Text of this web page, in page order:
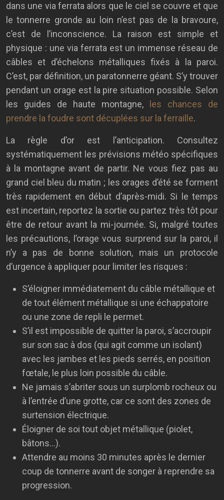
dans une via ferrata alors que le ciel se couvre et que
le tonnerre gronde au loin n’est pas de la bravoure,
c’est de l’inconscience. La raison est simple et
physique : une via ferrata est un immense réseau de
câbles et d’échelons métalliques fixés à la paroi.
C’est, par définition, un paratonnerre géant. S’y trouver
pendant un orage est la pire situation possible. Selon
les guides de haute montagne,
les chances de
prendre la foudre sont décuplées sur la ferraille.
La règle d’or est l’anticipation. Consultez
systématiquement les prévisions météo spécifiques
à la montagne avant de partir. Ne vous fiez pas au
grand ciel bleu du matin ; les orages d’été se forment
très rapidement en début d’après-midi. Si le temps
est incertain, reportez la sortie ou partez très tôt pour
être de retour avant la mi-journée. Si, malgré toutes
les précautions, l’orage vous surprend sur la paroi, il
n’y a pas de bonne solution, mais un protocole
d’urgence à appliquer pour limiter les risques :
S’éloigner immédiatement du câble métallique et
de tout élément métallique si une échappatoire
ou une zone de repli le permet.
S’il est impossible de quitter la paroi, s’accroupir
sur son sac à dos (qui agit comme un isolant)
avec les jambes et les pieds serrés, en position
fœtale, le plus loin possible du câble.
Ne jamais s’abriter sous un surplomb rocheux ou
à l’entrée d’une grotte, car ce sont des zones de
surtension électrique.
Éloigner de soi tout objet métallique (piolet,
bâtons…).
Attendre au moins 30 minutes après le dernier
coup de tonnerre avant de songer à reprendre sa
progression.